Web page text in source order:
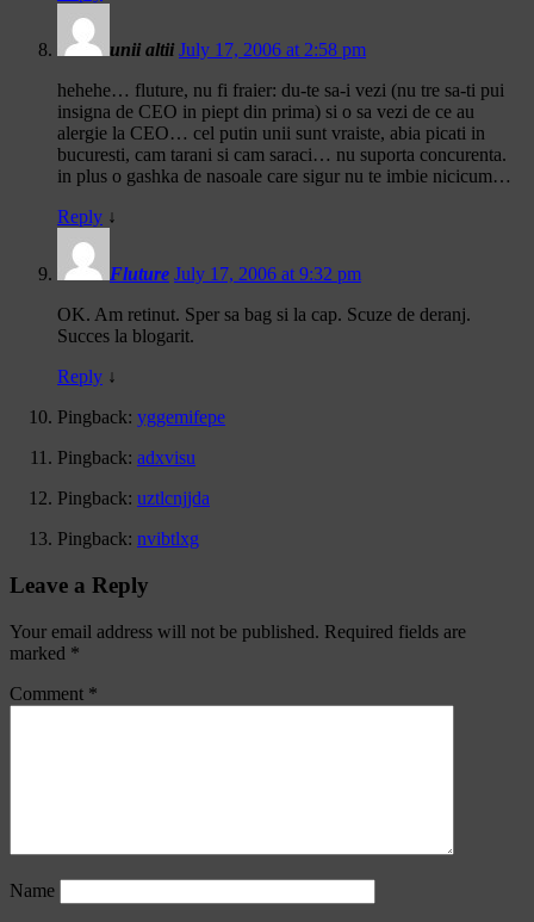
unii altii July 17, 2006 at 2:58 pm
hehehe… fluture, nu fi fraier: du-te sa-i vezi (nu tre sa-ti pui
insigna de CEO in piept din prima) si o sa vezi de ce au
alergie la CEO… cel putin unii sunt vraiste, abia picati in
bucuresti, cam tarani si cam saraci… nu suporta concurenta.
in plus o gashka de nasoale care sigur nu te imbie nicicum…
Reply ↓
Fluture July 17, 2006 at 9:32 pm
OK. Am retinut. Sper sa bag si la cap. Scuze de deranj.
Succes la blogarit.
Reply ↓
Pingback: yggemifepe
Pingback: adxvisu
Pingback: uztlcnjjda
Pingback: nvibtlxg
Leave a Reply
Your email address will not be published. Required fields are
marked *
Comment *
Name